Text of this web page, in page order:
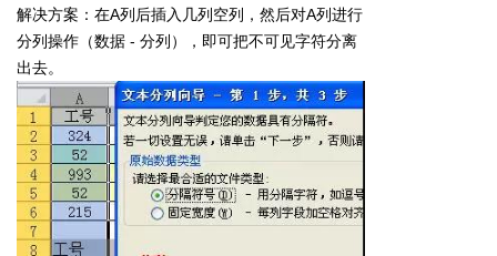
解决方案：在A列后插入几列空列，然后对A列进行
分列操作（数据 - 分列），即可把不可见字符分离
出去。